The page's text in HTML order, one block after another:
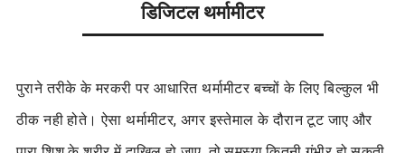
डिजिटल थर्मामीटर
पुराने तरीके के मरकरी पर आधारित थर्मामीटर बच्चों के लिए बिल्कुल भी
ठीक नही होते। ऐसा थर्मामीटर, अगर इस्तेमाल के दौरान टूट जाए और